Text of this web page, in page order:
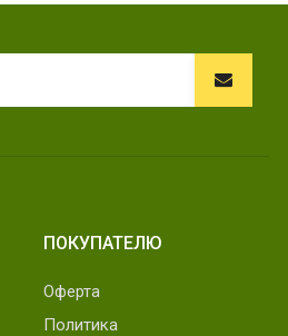
ПОКУПАТЕЛЮ
Оферта
Политика